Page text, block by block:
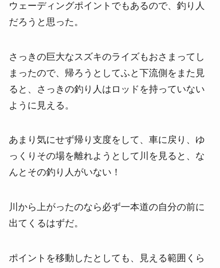
ウェーディングポイントでもあるので、釣り人
だろうと思った。
さっきの巨大なスズキのライズもおさまってし
まったので、帰ろうとしてふと下流側をまた見
ると、さっきの釣り人はロッドを持っていない
ように見える。
あまり気にせず帰り支度をして、車に戻り、ゆ
っくりその場を離れようとして川を見ると、な
んとその釣り人がいない！
川から上がったのなら必ず一本道の自分の前に
出てくるはずだ。
ポイントを移動したとしても、見える範囲くら